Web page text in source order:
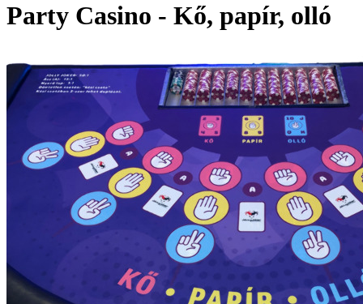
Party Casino - Kő, papír, olló